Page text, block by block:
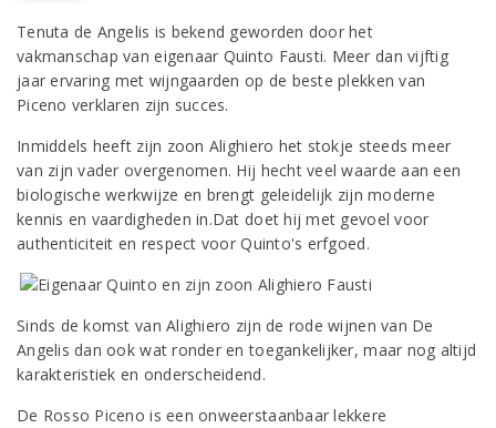
Tenuta de Angelis is bekend geworden door het
vakmanschap van eigenaar Quinto Fausti. Meer dan vijftig
jaar ervaring met wijngaarden op de beste plekken van
Piceno verklaren zijn succes.
Inmiddels heeft zijn zoon Alighiero het stokje steeds meer
van zijn vader overgenomen. Hij hecht veel waarde aan een
biologische werkwijze en brengt geleidelijk zijn moderne
kennis en vaardigheden in.Dat doet hij met gevoel voor
authenticiteit en respect voor Quinto's erfgoed.
Sinds de komst van Alighiero zijn de rode wijnen van De
Angelis dan ook wat ronder en toegankelijker, maar nog altijd
karakteristiek en onderscheidend.
De Rosso Piceno is een onweerstaanbaar lekkere